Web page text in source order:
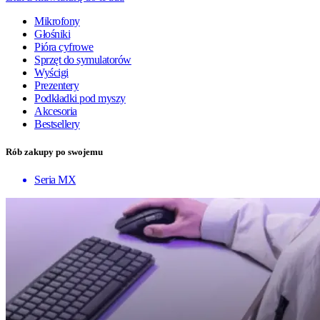
Mikrofony
Głośniki
Pióra cyfrowe
Sprzęt do symulatorów
Wyścigi
Prezentery
Podkładki pod myszy
Akcesoria
Bestsellery
Rób zakupy po swojemu
Seria MX